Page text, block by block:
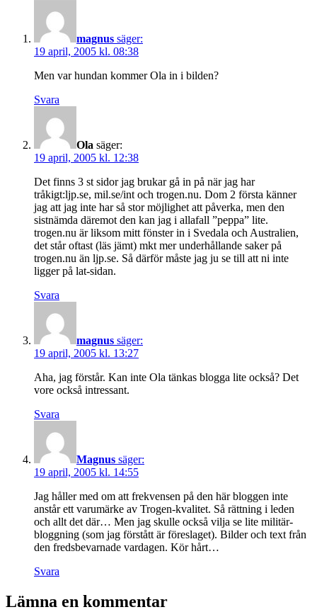
magnus säger:
19 april, 2005 kl. 08:38
Men var hundan kommer Ola in i bilden?
Svara
Ola säger:
19 april, 2005 kl. 12:38
Det finns 3 st sidor jag brukar gå in på när jag har
tråkigt:ljp.se, mil.se/int och trogen.nu. Dom 2 första känner
jag att jag inte har så stor möjlighet att påverka, men den
sistnämda däremot den kan jag i allafall ”peppa” lite.
trogen.nu är liksom mitt fönster in i Svedala och Australien,
det står oftast (läs jämt) mkt mer underhållande saker på
trogen.nu än ljp.se. Så därför måste jag ju se till att ni inte
ligger på lat-sidan.
Svara
magnus säger:
19 april, 2005 kl. 13:27
Aha, jag förstår. Kan inte Ola tänkas blogga lite också? Det
vore också intressant.
Svara
Magnus säger:
19 april, 2005 kl. 14:55
Jag håller med om att frekvensen på den här bloggen inte
anstår ett varumärke av Trogen-kvalitet. Så rättning i leden
och allt det där… Men jag skulle också vilja se lite militär-
bloggning (som jag förstått är föreslaget). Bilder och text från
den fredsbevarnade vardagen. Kör hårt…
Svara
Lämna en kommentar